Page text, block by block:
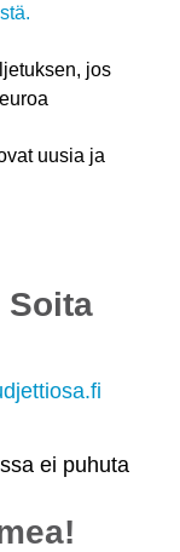
jos
uusia ja
Soita